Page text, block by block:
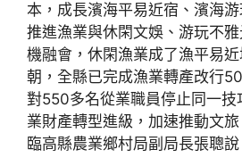
本，成長濱海平易近宿、濱海
推進漁業與休閑文娛、游玩不
機融會，休閑漁業成了漁平易
朝，全縣已完成漁業轉產改行
對550多名從業職員停止同一技
業財產轉型進級，加速推動文
臨高縣農業鄉村局副局長張聰說